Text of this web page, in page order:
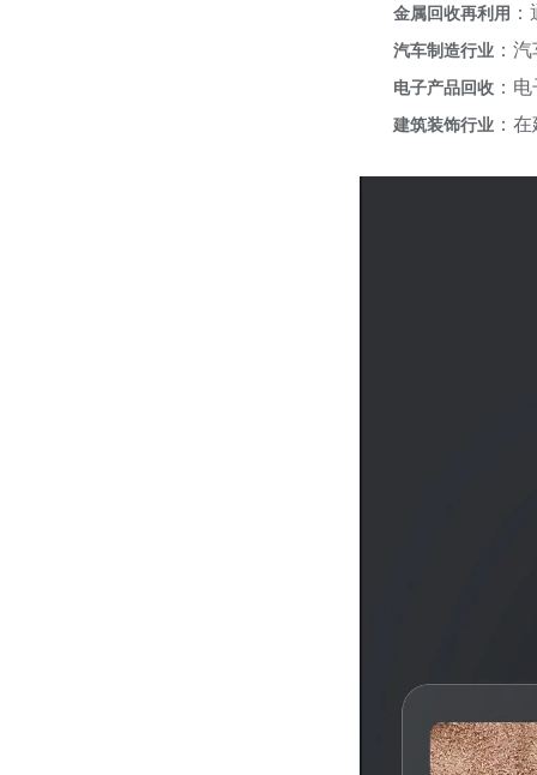
金属回收再利用
汽车制造行业 ：
电子产品回收 ：
建筑装饰行业 ：